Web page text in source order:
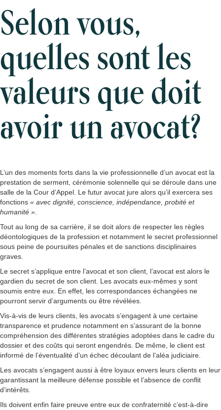
Selon vous,
quelles sont les
valeurs que doit
avoir un avocat?
L’un des moments forts dans la vie professionnelle d’un avocat est la
prestation de serment, cérémonie solennelle qui se déroule dans une
salle de la Cour d’Appel. Le futur avocat jure alors qu’il exercera ses
fonctions « avec dignité, conscience, indépendance, probité et
humanité »
Tout au long de sa carrière, il se doit alors de respecter les règles
déontologiques de la profession et notamment le secret professionnel
sous peine de poursuites pénales et de sanctions disciplinaires
graves.
Le secret s’applique entre l’avocat et son client, l’avocat est alors le
gardien du secret de son client. Les avocats eux-mêmes y sont
soumis entre eux. En effet, les correspondances échangées ne
pourront servir d’arguments ou être révélées.
Vis-à-vis de leurs clients, les avocats s’engagent à une certaine
transparence et prudence notamment en s’assurant de la bonne
compréhension des différentes stratégies adoptées dans le cadre du
dossier et des coûts qui seront engendrés. De même, le client est
informé de l’éventualité d’un échec découlant de l’aléa judiciaire.
Les avocats s’engagent aussi à être loyaux envers leurs clients en leur
garantissant la meilleure défense possible et l’absence de conflit
d’intérêts.
Ils doivent enfin faire preuve entre eux de confraternité c’est-à-dire